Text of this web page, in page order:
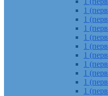
1
1
1
1
1
1
1
1
1
1